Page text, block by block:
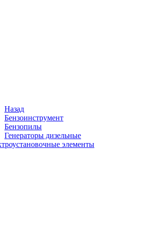
Назад
Бензоинструмент
Бензопилы
Генераторы дизельные
элементы